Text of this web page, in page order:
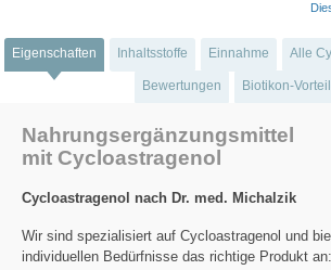
Eigenschaften Inhaltsstoffe Einnahme Alle
Bewertungen Biotikon-
Nahrungsergänzungsmittel
mit Cycloastragenol
Cycloastragenol nach Dr. med. Michalzik
Wir sind spezialisiert auf Cycloastragenol und
individuellen Bedürfnisse das richtige Produkt an: